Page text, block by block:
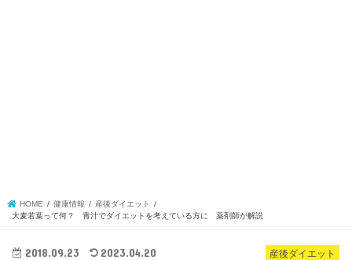
HOME 健康情報
産後ダイエット
大麦若葉って何？ 青汁でダイエットを考えている方に 薬剤師が解説
産後ダイエット
2018.09.23 2023.04.20